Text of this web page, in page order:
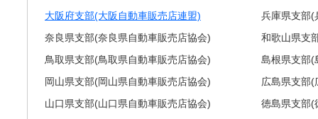
大阪府支部(大阪自動車販売店連盟)
兵庫県支部(
奈良県支部(奈良県自動車販売店協会)
和歌山県支
鳥取県支部(鳥取県自動車販売店協会)
島根県支部(
岡山県支部(岡山県自動車販売店協会)
広島県支部(
山口県支部(山口県自動車販売店協会)
徳島県支部(